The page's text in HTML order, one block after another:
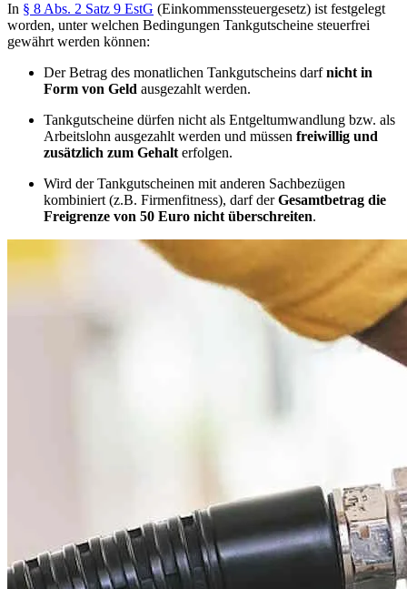
In § 8 Abs. 2 Satz 9 EstG (Einkommenssteuergesetz) ist festgelegt
worden, unter welchen Bedingungen Tankgutscheine steuerfrei
gewährt werden können:
Der Betrag des monatlichen Tankgutscheins darfnicht in
Form von Geld ausgezahlt werden.
Tankgutscheine dürfen nicht als Entgeltumwandlung bzw. als
Arbeitslohn ausgezahlt werden und müssen freiwillig und
zusätzlich zum Gehalt erfolgen.
Wird der Tankgutscheinen mit anderen Sachbezügen
kombiniert (z.B. Firmenfitness), darf derGesamtbetrag die
Freigrenze von 50 Euro nicht überschreiten.